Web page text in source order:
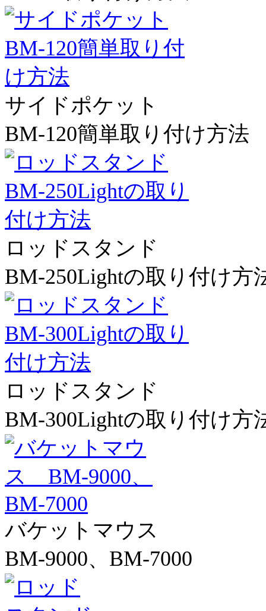
サイドポケット
BM-120簡単取り付け方法
ロッドスタンド
BM-250Lightの取り付け方
ロッドスタンド
BM-300Lightの取り付け方
バケットマウス
BM-9000、BM-7000